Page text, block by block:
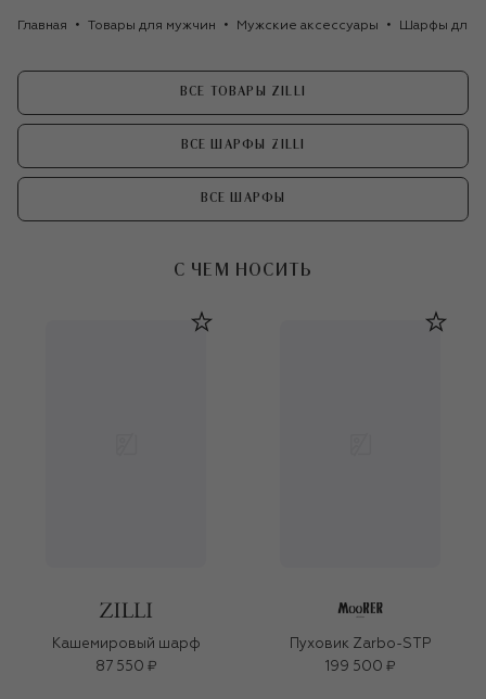
Главная Товары для мужчин Мужские аксессуары Шарфы для
ВСЕ ТОВАРЫ ZILLI
ВСЕ ШАРФЫ ZILLI
ВСЕ ШАРФЫ
С ЧЕМ НОСИТЬ
Кашемировый шарф
87 550 ₽
Пуховик Zarbo-STP
199 500 ₽